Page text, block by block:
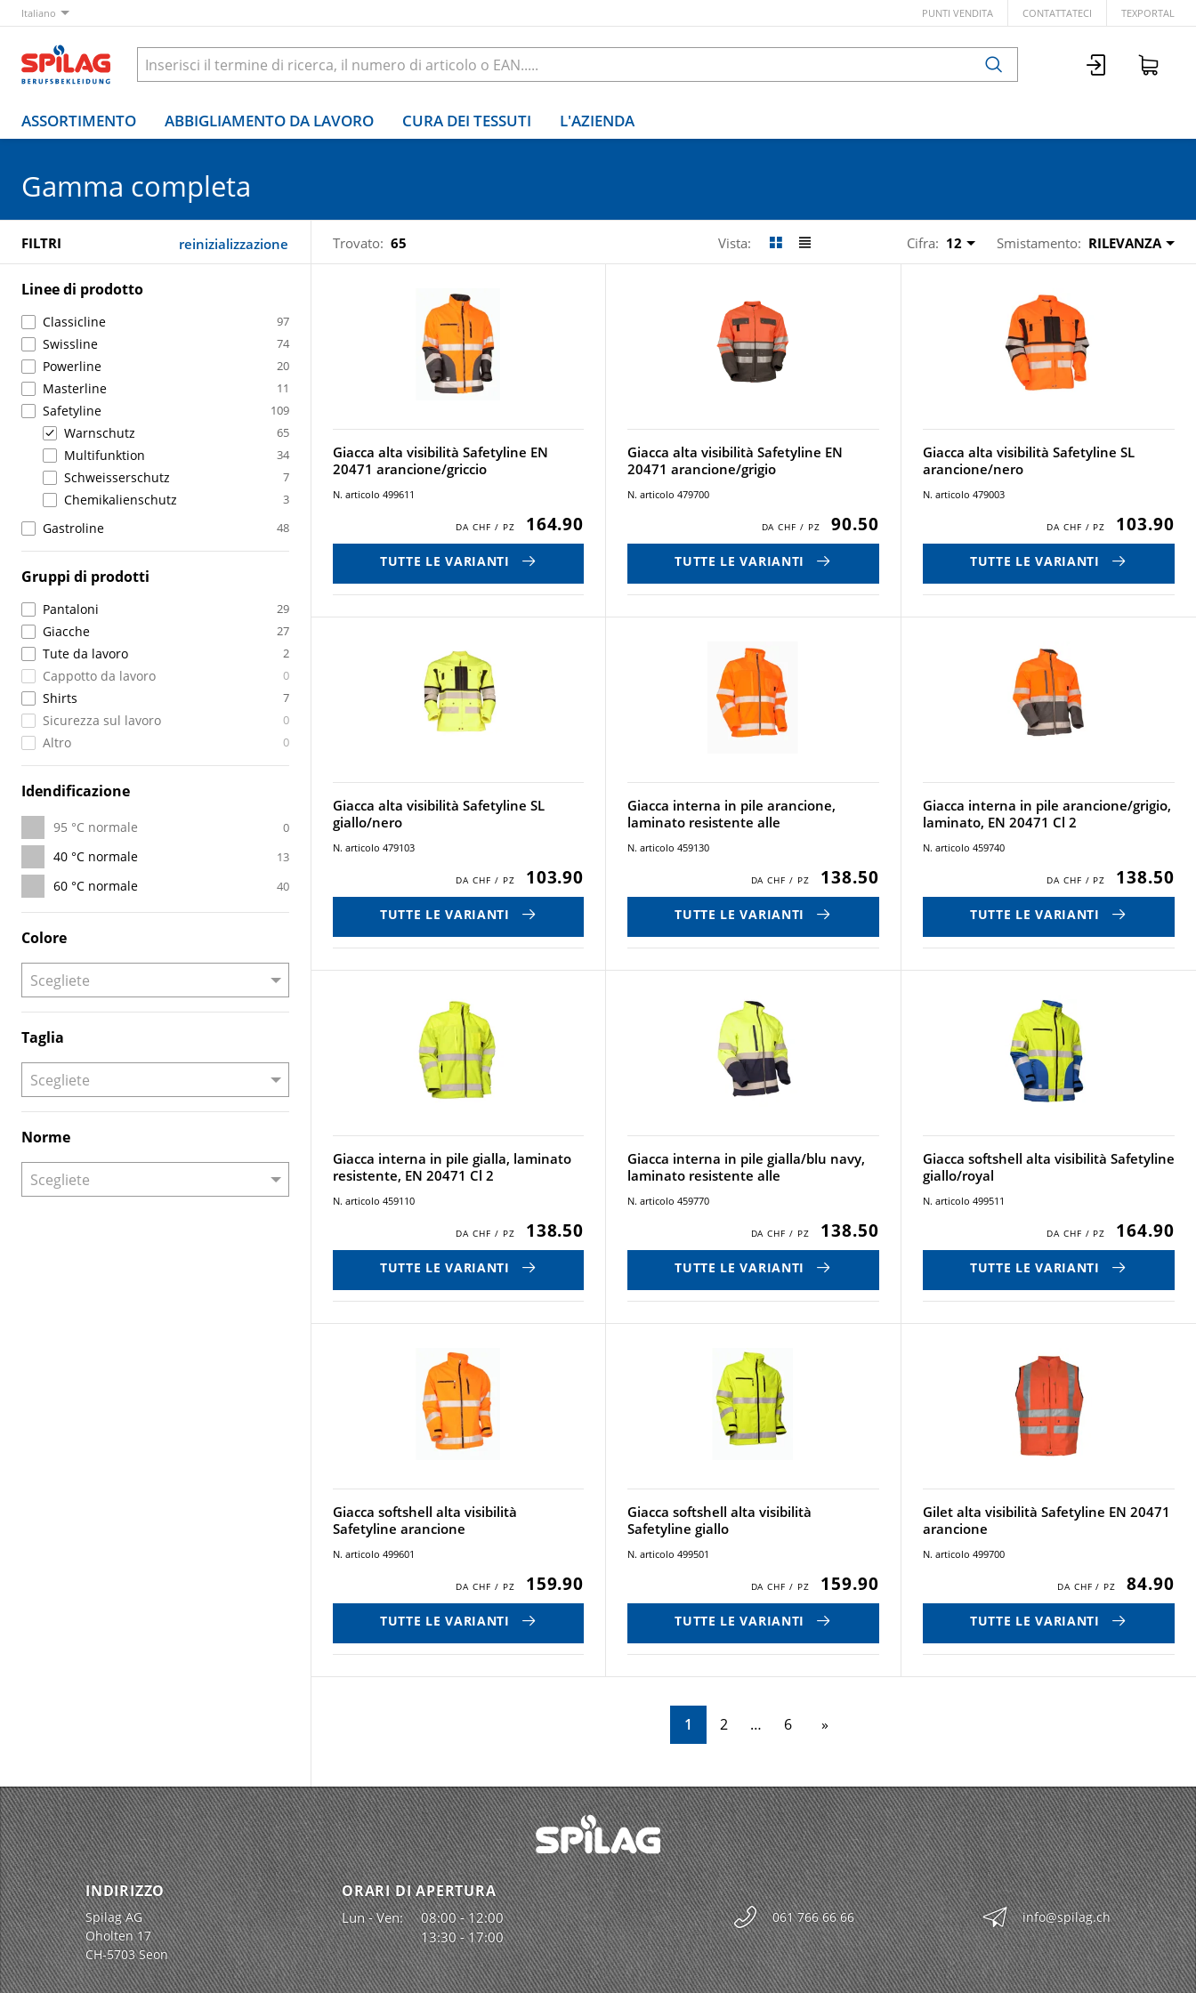
Italiano PUNTI VENDITA CONTATTATECI TEXPORTAL
ASSORTIMENTO ABBIGLIAMENTO DA LAVORO CURA DEI TESSUTI L'AZIENDA
Gamma completa
FILTRI reinizializzazione Trovato: 65 Vista: Cifra: 12 Smistamento: RILEVANZA
Linee di prodotto
Classicline 97
Swissline 74
Powerline 20
Masterline 11
Safetyline 109
Warnschutz 65
Multifunktion 34
Schweisserschutz 7
Chemikalienschutz 3
Gastroline 48
Gruppi di prodotti
Pantaloni 29
Giacche 27
Tute da lavoro 2
Cappotto da lavoro 0
Shirts 7
Sicurezza sul lavoro 0
Altro 0
Idendificazione
95 °C normale 0
40 °C normale 13
60 °C normale 40
Colore
Taglia
Norme
Giacca alta visibilità Safetyline EN
20471 arancione/griccio
N. articolo 499611
164.90
TUTTE LE VARIANTI
Giacca alta visibilità Safetyline EN
20471 arancione/grigio
N. articolo 479700
90.50
TUTTE LE VARIANTI
Giacca alta visibilità Safetyline SL
arancione/nero
N. articolo 479003
103.90
TUTTE LE VARIANTI
Giacca alta visibilità Safetyline SL
giallo/nero
N. articolo 479103
103.90
TUTTE LE VARIANTI
Giacca interna in pile arancione,
laminato resistente alle
N. articolo 459130
138.50
TUTTE LE VARIANTI
Giacca interna in pile arancione/grigio,
laminato, EN 20471 Cl 2
N. articolo 459740
138.50
TUTTE LE VARIANTI
Giacca interna in pile gialla, laminato
resistente, EN 20471 Cl 2
N. articolo 459110
138.50
TUTTE LE VARIANTI
Giacca interna in pile gialla/blu navy,
laminato resistente alle
N. articolo 459770
138.50
TUTTE LE VARIANTI
Giacca softshell alta visibilità Safetyline
giallo/royal
N. articolo 499511
164.90
TUTTE LE VARIANTI
Giacca softshell alta visibilità
Safetyline arancione
N. articolo 499601
159.90
TUTTE LE VARIANTI
Giacca softshell alta visibilità
Safetyline giallo
N. articolo 499501
159.90
TUTTE LE VARIANTI
Gilet alta visibilità Safetyline EN 20471
arancione
N. articolo 499700
84.90
TUTTE LE VARIANTI
1 2 6
INDIRIZZO
Spilag AG
Oholten 17
CH-5703 Seon
ORARI DI APERTURA
Lun - Ven:
08:00 - 12:00
13:30 - 17:00
061 766 66 66 info@spilag.ch